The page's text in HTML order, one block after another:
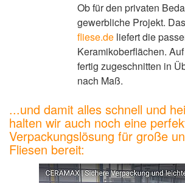
Ob für den privaten
gewerbliche Projekt.
fliese.de liefert die
Keramikoberflächen.
fertig zugeschnitten in
nach Maß.
...und damit alles schnell und
halten wir auch noch eine
Verpackungslösung für große
Fliesen bereit: